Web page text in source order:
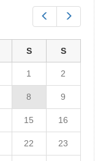
S S
1 2
8 9
15 16
22 23